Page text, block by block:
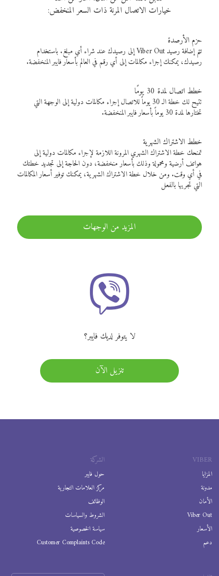
خيارات الاتصال المرنة ذات السعر المنخفض:
حزم الأرصدة
تتم إضافة رصيد Viber Out إلى رصيدك عند شراء أي مبلغ. باستخدام
رصيدك، يمكنك إجراء مكالمات إلى أي رقم في العالم بأسعار فايبر المنخفضة.
خطط اتصال لمدة 30 يومًا
تتيح لك خطة الـ 30 يوماً للاتصال إجراء مكالمات دولية إلى الوجهة التي
تختارها لمدة 30 يوماً بأسعار فايبر المنخفضة.
خطط الاشتراك الشهرية
تمنحك خطة الاشتراك الشهري المرونة اللازمة لإجراء مكالمات دولية إلى
هواتف أرضية ومحمولة وذلك بأسعار منخفضة، دون الحاجة إلى تجديد خطتك
في أي وقت. ومن خلال خطة الاشتراك الشهرية، يمكنك توفير أسعار المكالمات
التي تجريها بالفعل
المزيد من الوجهات
لا يتوفر لديك فايبر؟
تنزيل الآن
VIBER
المزايا
مدونة
الأمان
Viber Out
الأسعار
دعم
الشركة
حول فايبر
مركز العلامات التجارية
الوظائف
الشروط والسياسات
سياسة الخصوصية
Customer Complaints Code